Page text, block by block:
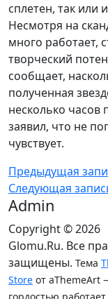
сплетен, так или
Несмотря на
много работает,
творческий
сообщает,
полученная
несколько
заявил, что не
чувствует.
Предыдущая
Следующая
Admin
Copyright © 2026
Glomu.Ru. Все
защищены. Тема
Store от aThemeArt